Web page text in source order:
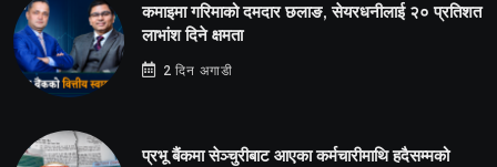
कमाइमा गरिमाको दमदार छलाङ, सेयरधनीलाई २० प्रतिशत
लाभांश दिने क्षमता
2 दिन अगाडी
प्रभू बैंकमा सेञ्चुरीबाट आएका कर्मचारीमाथि हदैसम्मको